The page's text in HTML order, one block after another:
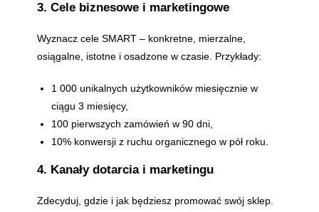
3. Cele biznesowe i marketingowe
Wyznacz cele SMART – konkretne, mierzalne,
osiągalne, istotne i osadzone w czasie. Przykłady:
1 000 unikalnych użytkowników miesięcznie w
ciągu 3 miesięcy,
100 pierwszych zamówień w 90 dni,
10% konwersji z ruchu organicznego w pół roku.
4. Kanały dotarcia i marketingu
Zdecyduj, gdzie i jak będziesz promować swój sklep.